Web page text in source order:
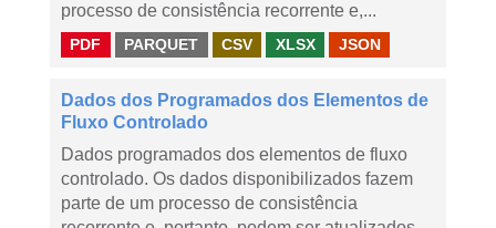
processo de consistência recorrente e,...
PDF PARQUET CSV XLSX JSON
Dados dos Programados dos Elementos de
Fluxo Controlado
Dados programados dos elementos de fluxo
controlado. Os dados disponibilizados fazem
parte de um processo de consistência